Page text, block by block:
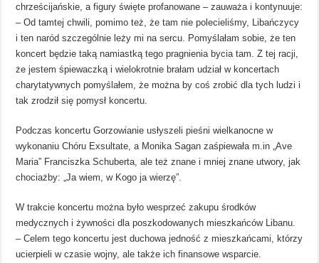
chrześcijańskie, a figury święte profanowane – zauważa i kontynuuje:
– Od tamtej chwili, pomimo też, że tam nie polecieliśmy, Libańczycy
i ten naród szczególnie leży mi na sercu. Pomyślałam sobie, że ten
koncert będzie taką namiastką tego pragnienia bycia tam. Z tej racji,
że jestem śpiewaczką i wielokrotnie brałam udział w koncertach
charytatywnych pomyślałem, że można by coś zrobić dla tych ludzi i
tak zrodził się pomysł koncertu.
Podczas koncertu Gorzowianie usłyszeli pieśni wielkanocne w
wykonaniu Chóru Exsultate, a Monika Sagan zaśpiewała m.in „Ave
Maria” Franciszka Schuberta, ale też znane i mniej znane utwory, jak
chociażby: „Ja wiem, w Kogo ja wierzę”.
W trakcie koncertu można było wesprzeć zakupu środków
medycznych i żywności dla poszkodowanych mieszkańców Libanu.
– Celem tego koncertu jest duchowa jedność z mieszkańcami, którzy
ucierpieli w czasie wojny, ale także ich finansowe wsparcie.